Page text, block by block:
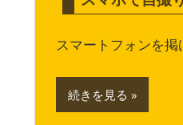
スマートフォンを
続きを見る